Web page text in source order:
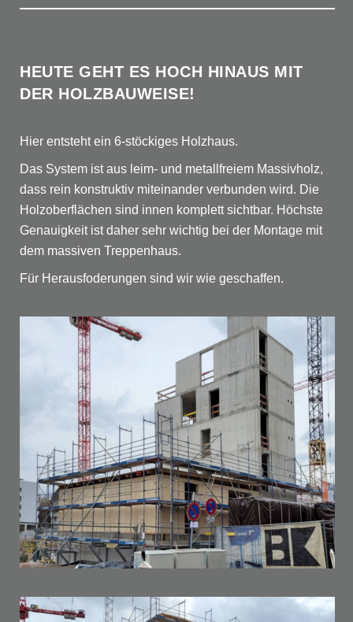
HEUTE GEHT ES HOCH HINAUS MIT
DER HOLZBAUWEISE!
Hier entsteht ein 6-stöckiges Holzhaus.
Das System ist aus leim- und metallfreiem Massivholz,
dass rein konstruktiv miteinander verbunden wird. Die
Holzoberflächen sind innen komplett sichtbar. Höchste
Genauigkeit ist daher sehr wichtig bei der Montage mit
dem massiven Treppenhaus.
Für Herausfoderungen sind wir wie geschaffen.